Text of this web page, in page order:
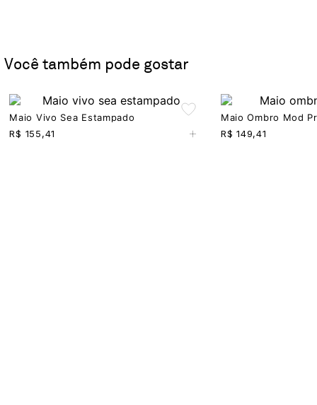
Você também pode gostar
Maio Vivo Sea Estampado
+
R$ 155,41
Maio Ombro Mod
R$ 149,41